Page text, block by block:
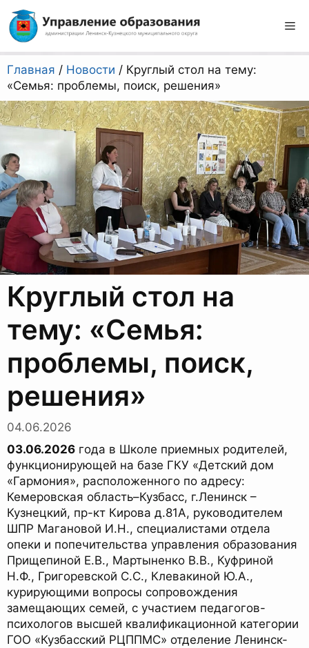
Перейти
содержимому
Главная / Новости / Круглый стол на тему:
«Семья: проблемы, поиск, решения»
Круглый стол на
тему: «Семья:
проблемы, поиск,
решения»
04.06.2026
03.06.2026 года в Школе приемных родителей,
функционирующей на базе ГКУ «Детский дом
«Гармония», расположенного по адресу:
Кемеровская область–Кузбасс, г.Ленинск –
Кузнецкий, пр-кт Кирова д.81А, руководителем
ШПР Магановой И.Н., специалистами отдела
опеки и попечительства управления образования
Прищепиной Е.В., Мартыненко В.В., Куфриной
Н.Ф., Григоревской С.С., Клевакиной Ю.А.,
курирующими вопросы сопровождения
замещающих семей, с участием педагогов-
психологов высшей квалификационной категории
ГОО «Кузбасский РЦППМС» отделение Ленинск-